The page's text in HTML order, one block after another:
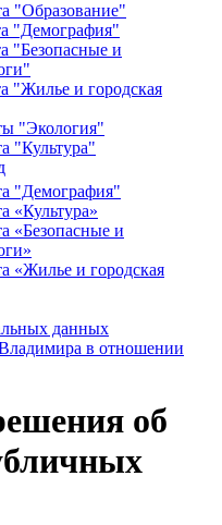
"Образование"
"Демография"
"Безопасные и
"Жилье и городская
"Экология"
"Культура"
"Демография"
«Культура»
«Безопасные и
«Жилье и городская
данных
в отношении
об